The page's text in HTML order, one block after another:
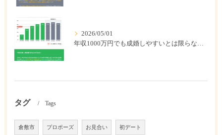
2026/05/01
年収1000万円でも成婚しやすいとは限らない? 「年収帯別の成婚率」のリアル
タグ Tags
倉敷市 プロポーズ お見合い 初デート